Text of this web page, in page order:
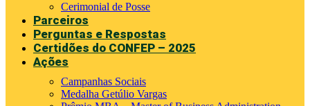
Cerimonial de Posse
Parceiros
Perguntas e Respostas
Certidões do CONFEP – 2025
Ações
Campanhas Sociais
Medalha Getúlio Vargas